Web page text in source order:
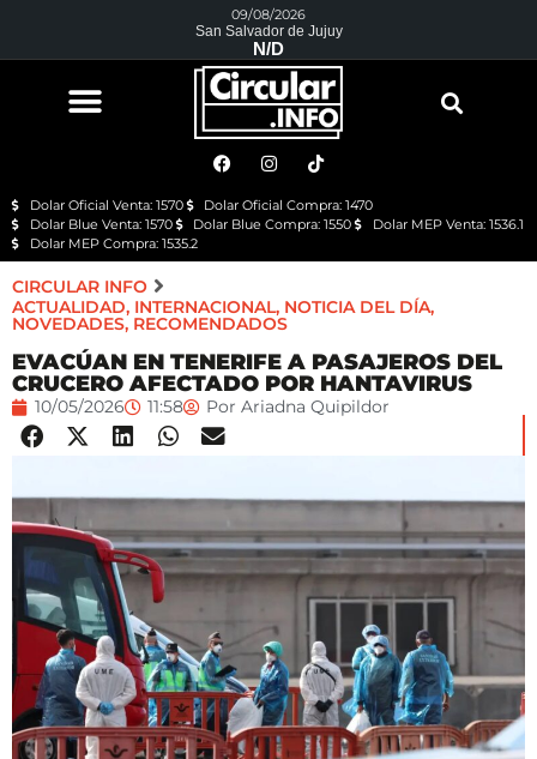
09/08/2026
San Salvador de Jujuy
N/D
Dolar Oficial Venta: 1570
Dolar Oficial Compra: 1470
Dolar Blue Venta: 1570
Dolar Blue Compra: 1550
Dolar MEP Venta: 1536.1
Dolar MEP Compra: 1535.2
CIRCULAR INFO
ACTUALIDAD, INTERNACIONAL, NOTICIA DEL DÍA,
NOVEDADES, RECOMENDADOS
EVACÚAN EN TENERIFE A PASAJEROS DEL
CRUCERO AFECTADO POR HANTAVIRUS
10/05/2026 11:58 Por Ariadna Quipildor